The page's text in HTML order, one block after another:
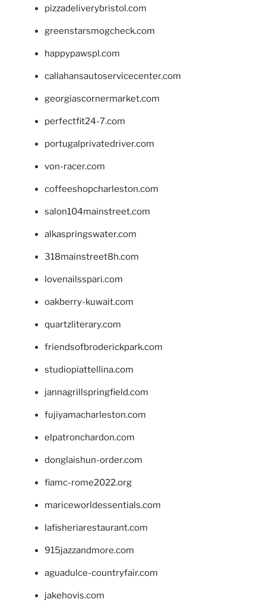
pizzadeliverybristol.com
greenstarsmogcheck.com
happypawspl.com
callahansautoservicecenter.com
georgiascornermarket.com
perfectfit24-7.com
portugalprivatedriver.com
von-racer.com
coffeeshopcharleston.com
salon104mainstreet.com
alkaspringswater.com
318mainstreet8h.com
lovenailsspari.com
oakberry-kuwait.com
quartzliterary.com
friendsofbroderickpark.com
studiopiattellina.com
jannagrillspringfield.com
fujiyamacharleston.com
elpatronchardon.com
donglaishun-order.com
fiamc-rome2022.org
mariceworldessentials.com
lafisheriarestaurant.com
915jazzandmore.com
aguadulce-countryfair.com
jakehovis.com